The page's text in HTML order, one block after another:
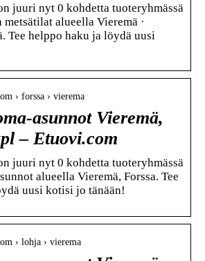
juuri nyt 0 kohdetta tuoteryhmässä
alueella Vieremä ·
Tee helppo haku ja löydä uusi
› forssa › vierema
asunnot Vieremä,
– Etuovi.com
juuri nyt 0 kohdetta tuoteryhmässä
alueella Vieremä, Forssa. Tee
uusi kotisi jo tänään!
› lohja › vierema